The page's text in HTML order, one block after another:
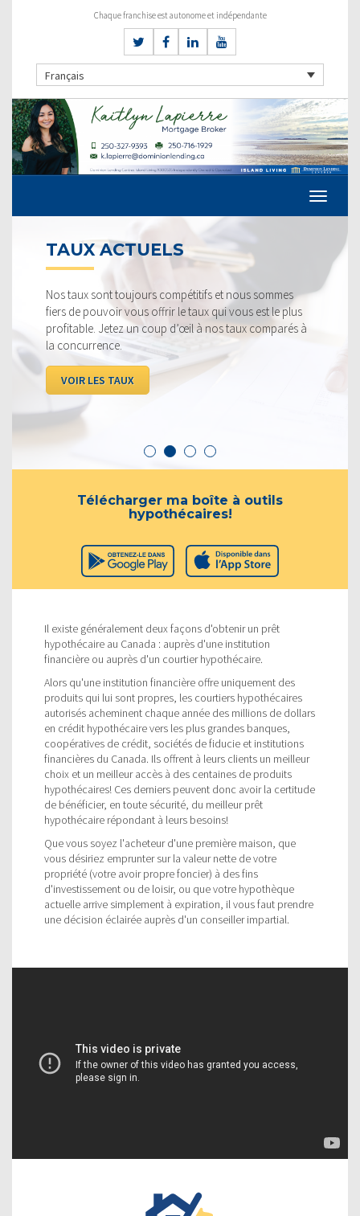
Chaque franchise est autonome et indépendante
Français
TAUX ACTUELS
Nos taux sont toujours compétitifs et nous sommes
fiers de pouvoir vous offrir le taux qui vous est le plus
profitable. Jetez un coup d’œil à nos taux comparés à
la concurrence.
VOIR LES TAUX
Télécharger ma boîte à outils
hypothécaires!
Il existe généralement deux façons d'obtenir un prêt
hypothécaire au Canada : auprès d'une institution
financière ou auprès d'un courtier hypothécaire.
Alors qu'une institution financière offre uniquement des
produits qui lui sont propres, les courtiers hypothécaires
autorisés acheminent chaque année des millions de dollars
en crédit hypothécaire vers les plus grandes banques,
coopératives de crédit, sociétés de fiducie et institutions
financières du Canada. Ils offrent à leurs clients un meilleur
choix et un meilleur accès à des centaines de produits
hypothécaires! Ces derniers peuvent donc avoir la certitude
de bénéficier, en toute sécurité, du meilleur prêt
hypothécaire répondant à leurs besoins!
Que vous soyez l'acheteur d'une première maison, que
vous désiriez emprunter sur la valeur nette de votre
propriété (votre avoir propre foncier) à des fins
d'investissement ou de loisir, ou que votre hypothèque
actuelle arrive simplement à expiration, il vous faut prendre
une décision éclairée auprès d'un conseiller impartial.